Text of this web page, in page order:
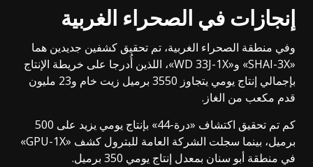
إنجازات في الصحراء الغربية
وفي منطقة الصحراء الغربية، تم تحقيق كشفين جديدين هما
«SHAI-3X» و«WD 33J-1X»، اللذين أُدرجا على خريطة الإنتاج
بإجمالي إنتاج يومي يتجاوز 3550 برميل زيت خام و23 مليون
قدم مكعب من الغاز.
كم تم تحقيق اكتشاف «درة-44» بإنتاج يومي يزيد على 500
برميل، بينما سجلت الشركة العامة للبترول كشف «GPU-1X»
في منطقة أبو سنان بمعدل إنتاج يومي 350 برميل.